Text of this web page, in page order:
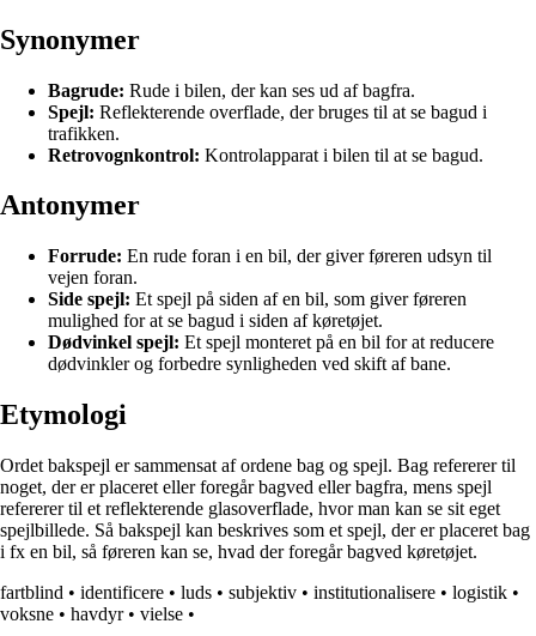
Synonymer
Bagrude: Rude i bilen, der kan ses ud af bagfra.
Spejl: Reflekterende overflade, der bruges til at se bagud i
trafikken.
Retrovognkontrol: Kontrolapparat i bilen til at se bagud.
Antonymer
Forrude: En rude foran i en bil, der giver føreren udsyn til
vejen foran.
Side spejl: Et spejl på siden af ​​en bil, som giver føreren
mulighed for at se bagud i siden af ​​køretøjet.
Dødvinkel spejl: Et spejl monteret på en bil for at reducere
dødvinkler og forbedre synligheden ved skift af bane.
Etymologi
Ordet bakspejl er sammensat af ordene bag og spejl. Bag refererer til
noget, der er placeret eller foregår bagved eller bagfra, mens spejl
refererer til et reflekterende glasoverflade, hvor man kan se sit eget
spejlbillede. Så bakspejl kan beskrives som et spejl, der er placeret bag
i fx en bil, så føreren kan se, hvad der foregår bagved køretøjet.
fartblind • identificere • luds • subjektiv • institutionalisere • logistik •
voksne • havdyr• vielse •